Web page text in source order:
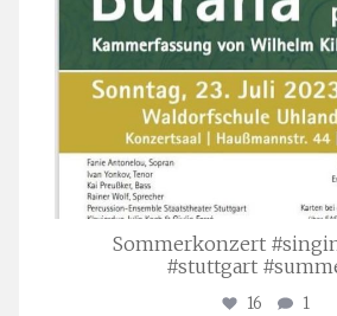
Sommerkonzert
#stuttgart
16 1